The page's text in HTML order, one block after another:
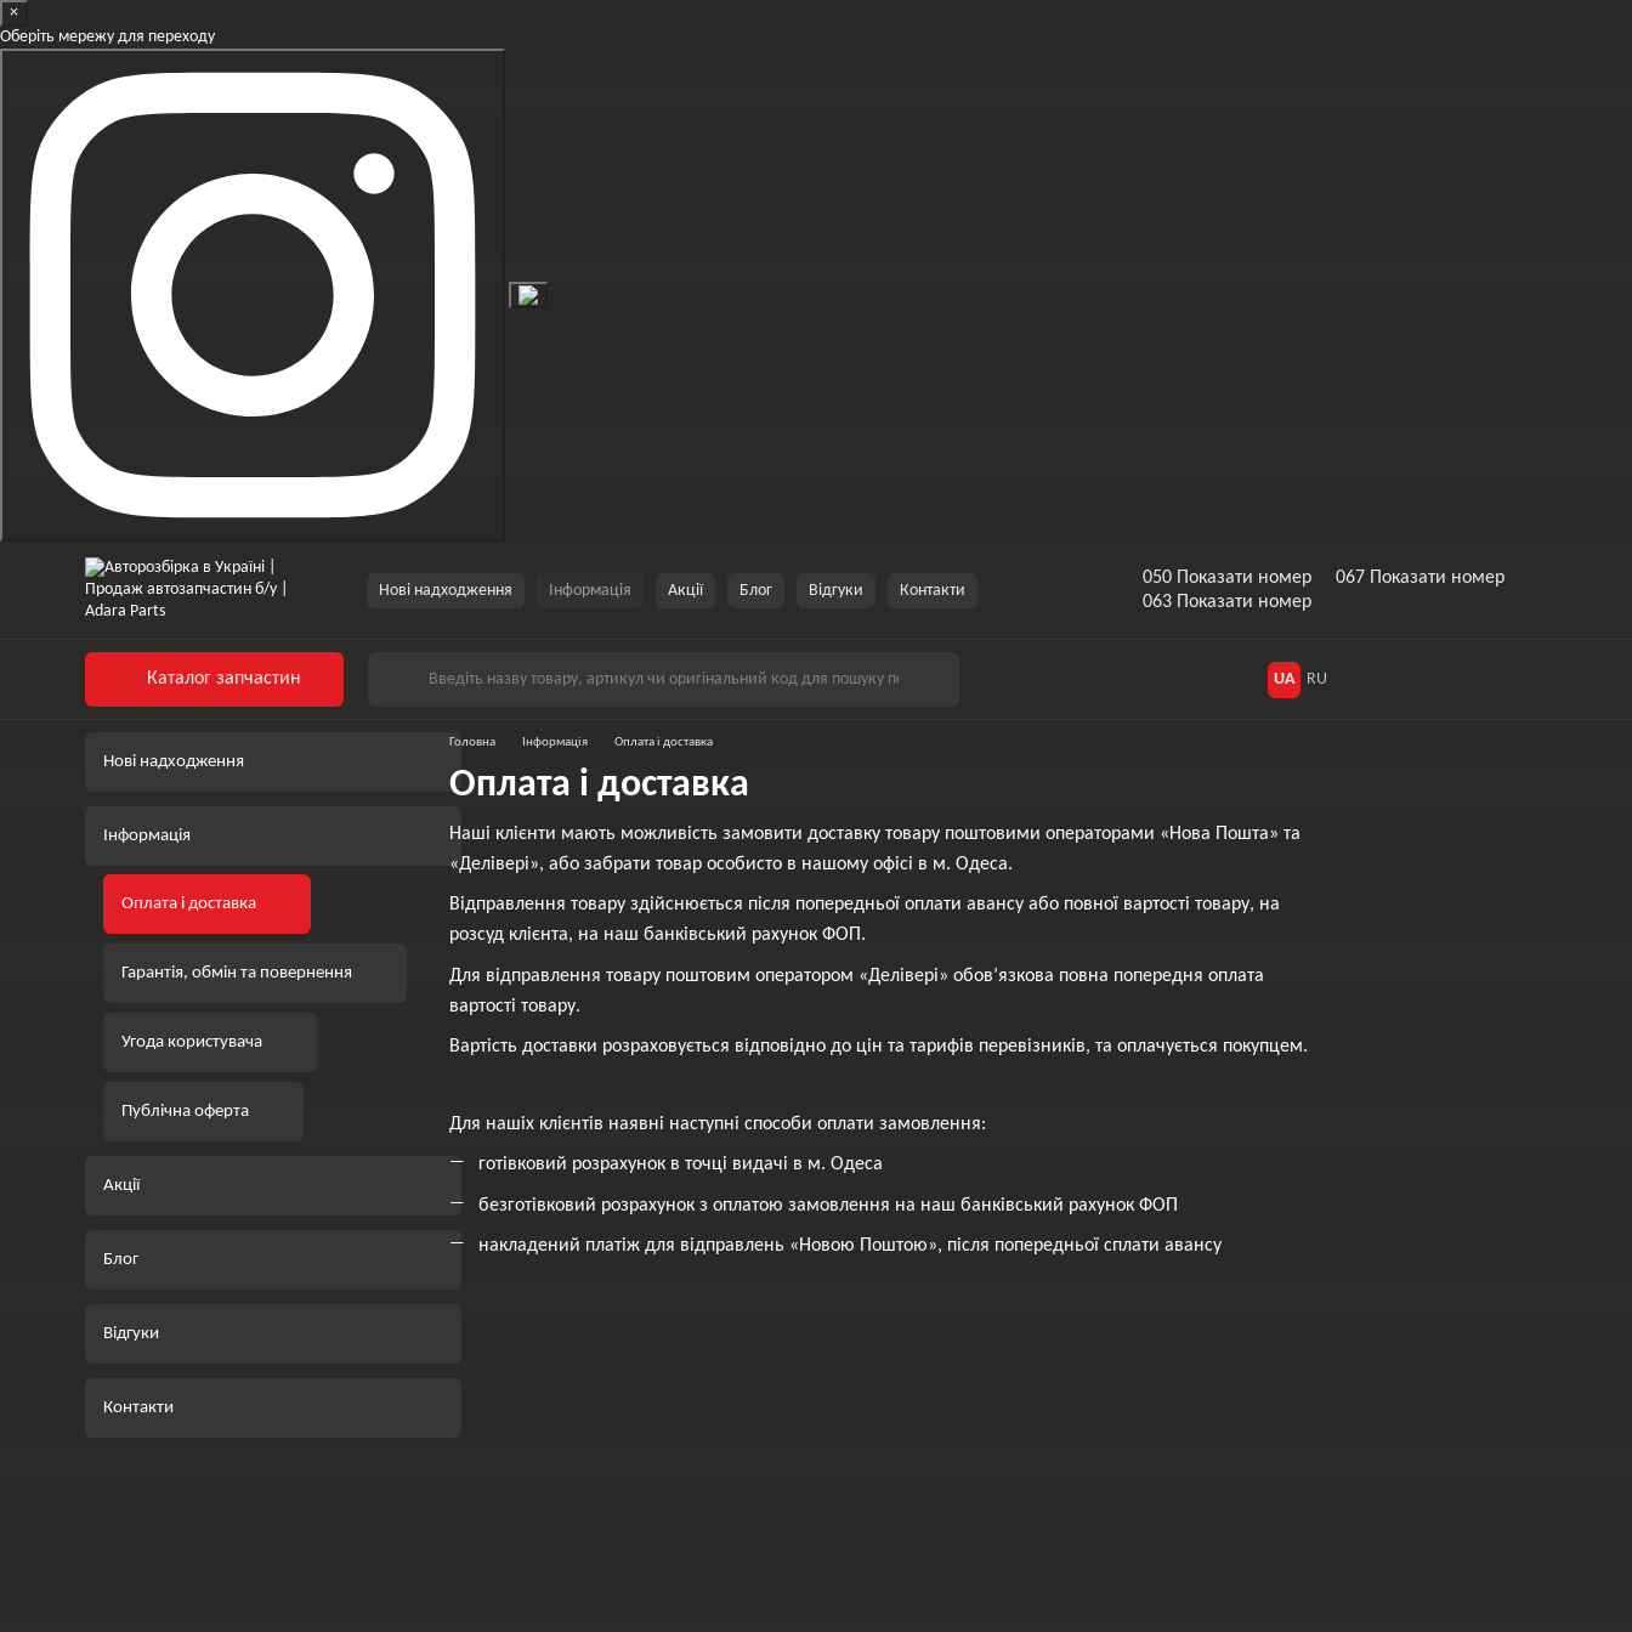
×
Оберіть мережу для переходу
Нові надходження Інформація Акції Блог Відгуки Контакти
050 Показати номер
067 Показати номер
063 Показати номер
Каталог запчастин UA RU
Головна Інформація Оплата і доставка
Оплата і доставка
Наші клієнти мають можливість замовити доставку товару поштовими операторами «Нова Пошта» та
«Делівері», або забрати товар особисто в нашому офісі в м. Одеса.
Відправлення товару здійснюється після попередньої оплати авансу або повної вартості товару, на
розсуд клієнта, на наш банківський рахунок ФОП.
Для відправлення товару поштовим оператором «Делівері» обов’язкова повна попередня оплата
вартості товару.
Вартість доставки розраховується відповідно до цін та тарифів перевізників, та оплачується покупцем.
Для нашіх клієнтів наявні наступні способи оплати замовлення:
готівковий розрахунок в точці видачі в м. Одеса
безготівковий розрахунок з оплатою замовлення на наш банківський рахунок ФОП
накладений платіж для відправлень «Новою Поштою», після попередньої сплати авансу
Нові надходження
Інформація
Оплата і доставка
Гарантія, обмін та повернення
Угода користувача
Публічна оферта
Акції
Блог
Відгуки
Контакти